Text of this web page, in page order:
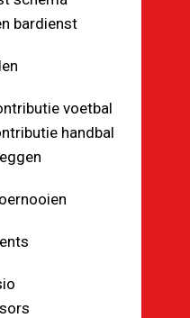
bardienst
voetbal
handbal